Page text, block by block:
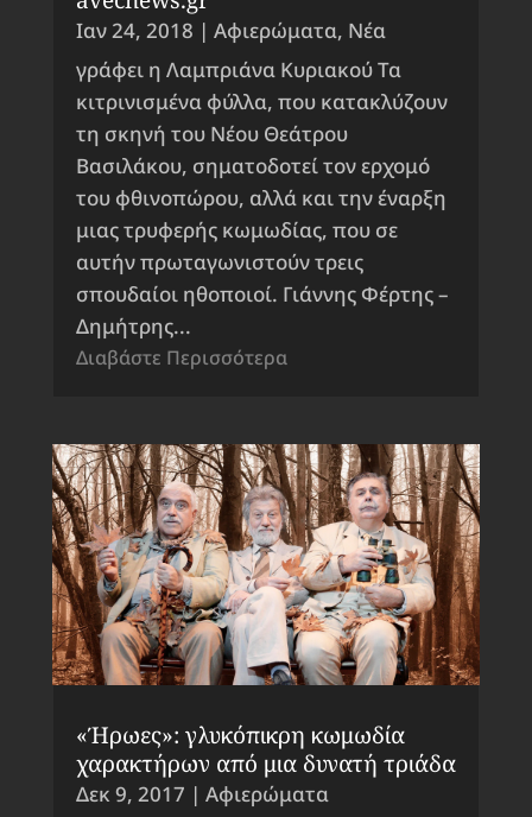
Ιαν 24, 2018 | Αφιερώματα, Νέα
γράφει η Λαμπριάνα Κυριακού Τα
κιτρινισμένα φύλλα, που κατακλύζουν
τη σκηνή του Νέου Θεάτρου
Βασιλάκου, σηματοδοτεί τον ερχομό
του φθινοπώρου, αλλά και την έναρξη
μιας τρυφερής κωμωδίας, που σε
αυτήν πρωταγωνιστούν τρεις
σπουδαίοι ηθοποιοί. Γιάννης Φέρτης –
Δημήτρης...
Διαβάστε Περισσότερα
«Ήρωες»: γλυκόπικρη κωμωδία
χαρακτήρων από μια δυνατή τριάδα
Δεκ 9, 2017 | Αφιερώματα